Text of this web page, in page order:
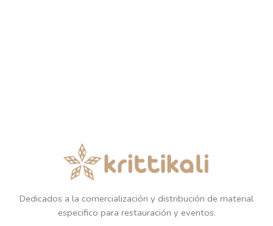
Dedicados a la comercialización y distribución de material
especifico para restauración y eventos.